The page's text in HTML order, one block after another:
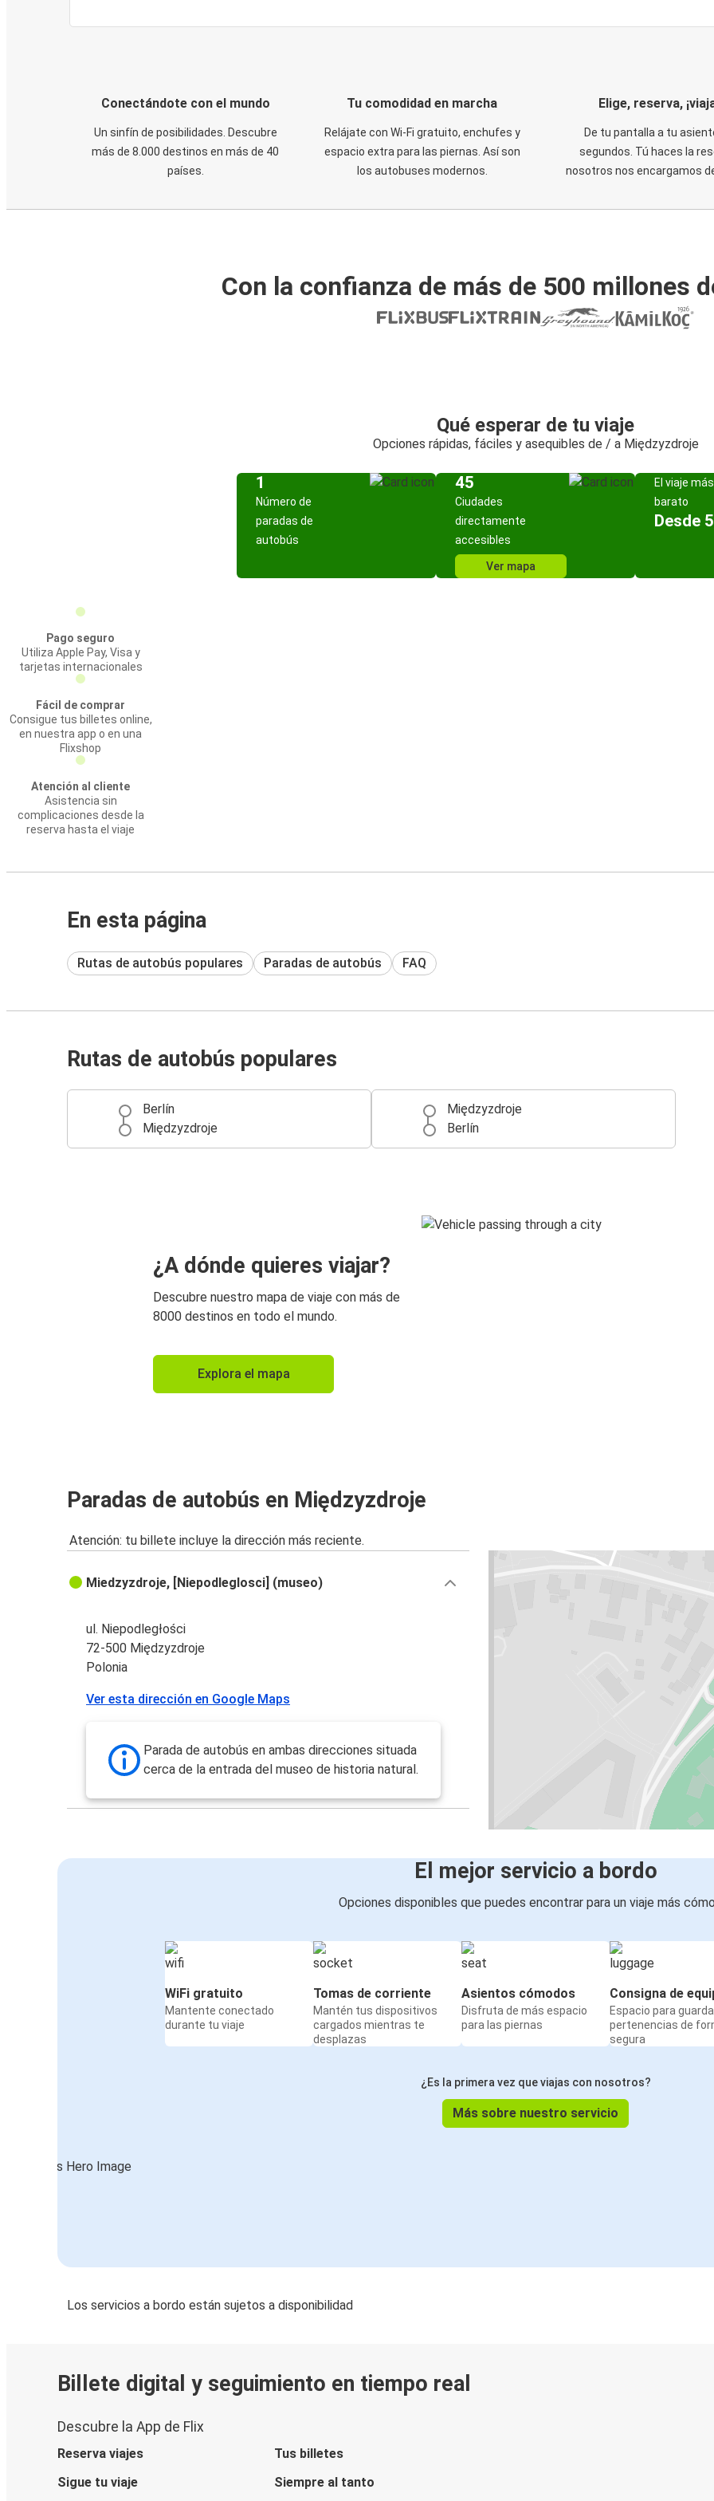
Conectándote con el mundo
Un sinfín de posibilidades. Descubre
más de 8.000 destinos en más de 40
países.
Tu comodidad en marcha
Relájate con Wi-Fi gratuito, enchufes y
espacio extra para las piernas. Así son
los autobuses modernos.
Elige, reserva,
De tu pantalla a tu
segundos. Tú haces la
nosotros nos encargamos
Con la confianza de más de 500 millones
Qué esperar de tu viaje
Opciones rápidas, fáciles y asequibles de / a Międzyzdroje
1
Número de
paradas de
autobús
45
Ciudades
directamente
accesibles
Ver mapa
El viaje más
barato
Desde
Pago seguro
Utiliza Apple Pay, Visa y
tarjetas internacionales
Fácil de comprar
Consigue tus billetes online,
en nuestra app o en una
Flixshop
Atención al cliente
Asistencia sin
complicaciones desde la
reserva hasta el viaje
En esta página
Rutas de autobús populares Paradas de autobús FAQ
Rutas de autobús populares
Berlín
Międzyzdroje
Międzyzdroje
Berlín
¿A dónde quieres viajar?
Descubre nuestro mapa de viaje con más de
8000 destinos en todo el mundo.
Explora el mapa
Paradas de autobús en Międzyzdroje
Atención: tu billete incluye la dirección más reciente.
Miedzyzdroje, [Niepodleglosci] (museo)
ul. Niepodległości
72-500 Międzyzdroje
Polonia
Ver esta dirección en Google Maps
Parada de autobús en ambas direcciones situada
cerca de la entrada del museo de historia natural.
El mejor servicio a bordo
Opciones disponibles que puedes encontrar para un viaje más
WiFi gratuito
Mantente conectado
durante tu viaje
Tomas de corriente
Mantén tus dispositivos
cargados mientras te
desplazas
Asientos cómodos
Disfruta de más espacio
para las piernas
Consigna de
Espacio para
pertenencias de
segura
¿Es la primera vez que viajas con nosotros?
Más sobre nuestro servicio
Los servicios a bordo están sujetos a disponibilidad
Billete digital y seguimiento en tiempo real
Descubre la App de Flix
Reserva viajes
Tus billetes
Sigue tu viaje
Siempre al tanto